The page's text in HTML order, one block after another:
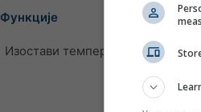
Функције
Изостави температуру и